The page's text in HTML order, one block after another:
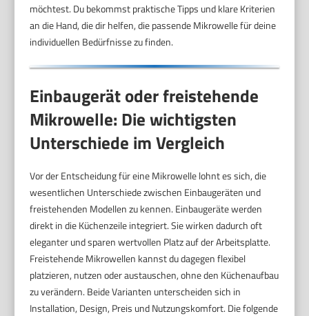
möchtest. Du bekommst praktische Tipps und klare Kriterien
an die Hand, die dir helfen, die passende Mikrowelle für deine
individuellen Bedürfnisse zu finden.
Einbaugerät oder freistehende
Mikrowelle: Die wichtigsten
Unterschiede im Vergleich
Vor der Entscheidung für eine Mikrowelle lohnt es sich, die
wesentlichen Unterschiede zwischen Einbaugeräten und
freistehenden Modellen zu kennen. Einbaugeräte werden
direkt in die Küchenzeile integriert. Sie wirken dadurch oft
eleganter und sparen wertvollen Platz auf der Arbeitsplatte.
Freistehende Mikrowellen kannst du dagegen flexibel
platzieren, nutzen oder austauschen, ohne den Küchenaufbau
zu verändern. Beide Varianten unterscheiden sich in
Installation, Design, Preis und Nutzungskomfort. Die folgende